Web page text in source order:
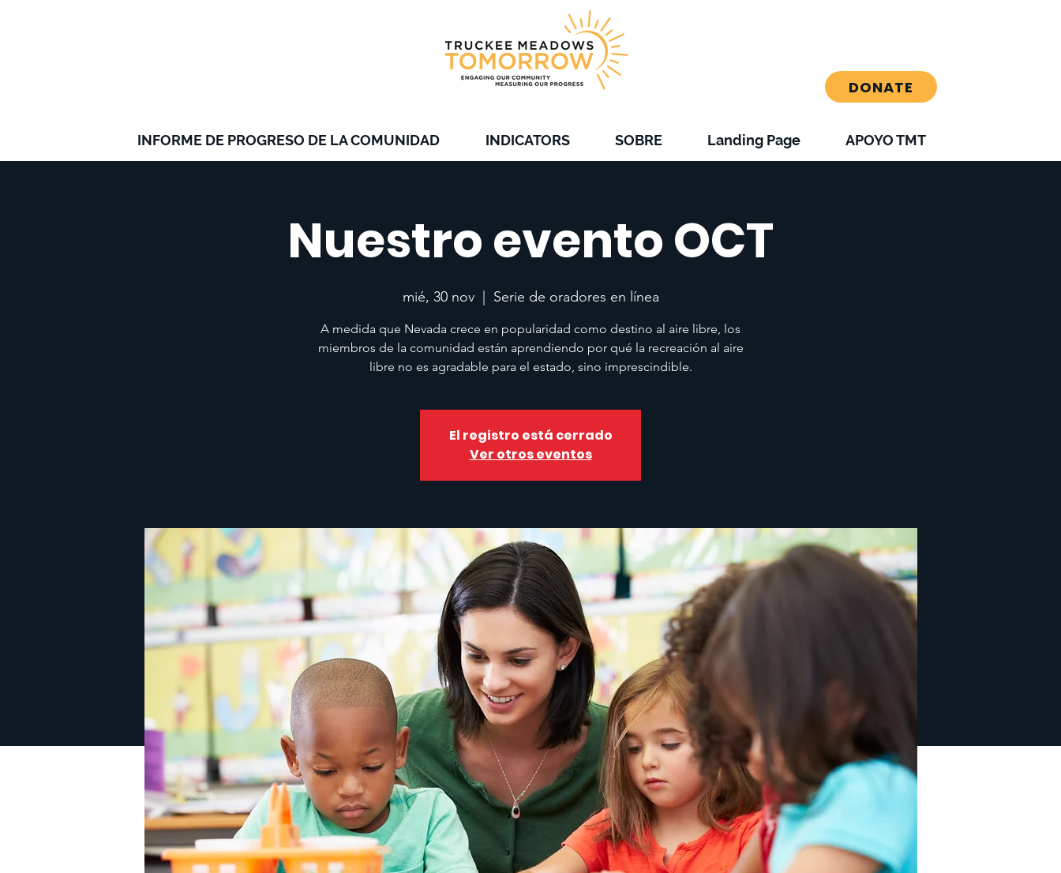
DONATE
INFORME DE PROGRESO DE LA COMUNIDAD INDICATORS SOBRE Landing Page APOYO TMT
Nuestro evento OCT
mié, 30 nov
  |
Serie de oradores en línea
A medida que Nevada crece en popularidad como destino al aire libre, los
miembros de la comunidad están aprendiendo por qué la recreación al aire
libre no es agradable para el estado, sino imprescindible.
El registro está cerrado
Ver otros eventos